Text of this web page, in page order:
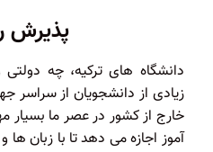
پذیرش
دانشگاه های ترکیه، چه
زیادی از دانشجویان از سراسر
خارج از کشور در عصر ما
آموز اجازه می دهد تا با زبان